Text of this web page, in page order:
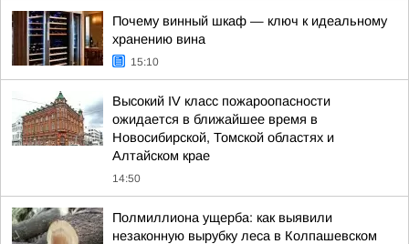
Почему винный шкаф — ключ к идеальному
хранению вина
15:10
Высокий IV класс пожароопасности
ожидается в ближайшее время в
Новосибирской, Томской областях и
Алтайском крае
14:50
Полмиллиона ущерба: как выявили
незаконную вырубку леса в Колпашевском